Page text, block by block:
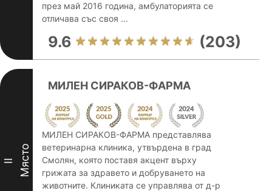
през май 2016 година, амбулаторията се
отличава със своя ...
9.6 (203)
II Място
МИЛЕН СИРАКОВ-ФАРМА
МИЛЕН СИРАКОВ-ФАРМА представлява
ветеринарна клиника, утвърдена в град
Смолян, която поставя акцент върху
грижата за здравето и добруването на
животните. Клиниката се управлява от д-р